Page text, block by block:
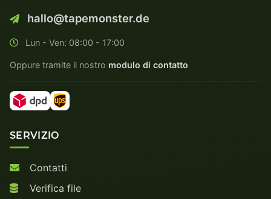
hallo@tapemonster.de
Lun - Ven: 08:00 - 17:00
Oppure tramite il nostro modulo di contatto
SERVIZIO
Contatti
Verifica file